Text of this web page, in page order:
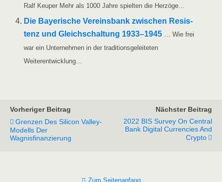
Ralf Keu­per Mehr als 1000 Jah­re spiel­ten die Herzöge…
Die Baye­ri­sche Ver­eins­bank zwi­schen Resis­
tenz und Gleich­schal­tung 1933–1945
… Wie frei
war ein Unter­neh­men in der tra­di­ti­ons­ge­lei­te­ten
Weiterentwicklung…
Vorheriger Beitrag
Grenzen Des Silicon Valley-
Modells Der
Wagnisfinanzierung
Nächster Beitrag
2022 BIS Survey On Central
Bank Digital Currencies And
Crypto
Zum Seitenanfang